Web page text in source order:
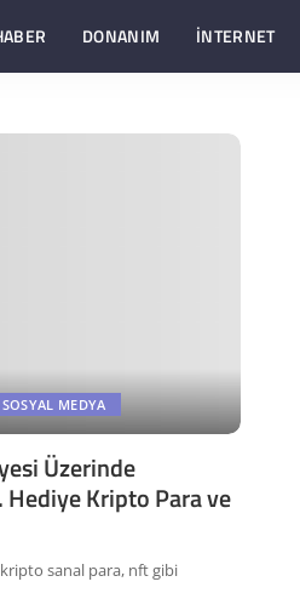
DONANIM İNTERNET
SOSYAL MEDYA
Üzerinde
Hediye Kripto Para ve
sanal para, nft gibi